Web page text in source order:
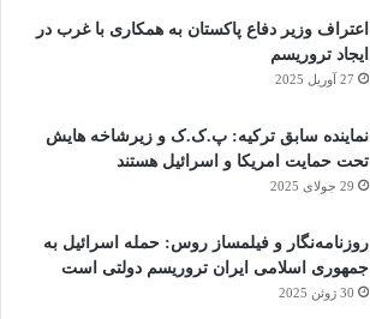
اعتراف وزیر دفاع پاکستان به همکاری با غرب در
ایجاد تروریسم
27 آوریل 2025
نماینده سابق ترکیه: پ.ک.ک و زیرشاخه هایش
تحت حمایت امریکا و اسرائیل هستند
29 جولای 2025
روزنامه‌نگار و فیلمساز روس: حمله اسرائیل به
جمهوری اسلامی ایران تروریسم دولتی است
30 ژوئن 2025